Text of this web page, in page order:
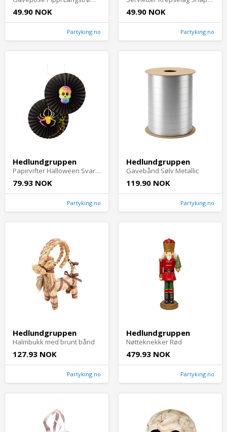
49.90 NOK
Partyking.no
49.90 NOK
Partyking.no
Hedlundgruppen
Papirvifter Halloween Svart - 2-pakning
79.93 NOK
Partyking.no
Hedlundgruppen
Gavebånd Sølv Metallic
119.90 NOK
Partyking.no
Hedlundgruppen
Halmbukk med brunt bånd
127.93 NOK
Partyking.no
Hedlundgruppen
Nøtteknekker Rød
479.93 NOK
Partyking.no